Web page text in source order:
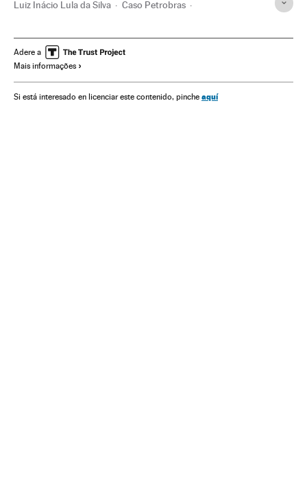
Luiz Inácio Lula da Silva Caso Petrobras
Lavagem dinheiro Operação Lava Jato
Investigação policial
Financiamento ilegal Subornos
Adere a
Mais informações
Si está interesado en licenciar este contenido, pinche aquí